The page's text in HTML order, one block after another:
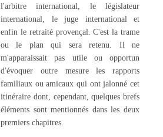
l'arbitre international, le législateur
international, le juge international et
enfin le retraité provençal. C'est la trame
ou le plan qui sera retenu. Il ne
m'apparaissait pas utile ou opportun
d'évoquer outre mesure les rapports
familiaux ou amicaux qui ont jalonné cet
itinéraire dont, cependant, quelques brefs
éléments sont mentionnés dans les deux
premiers chapitres.